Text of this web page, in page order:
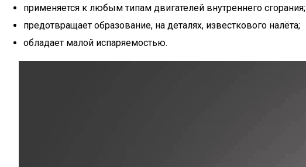
применяется к любым типам двигателей внутреннего сгорания;
предотвращает образование, на деталях, известкового налёта;
обладает малой испаряемостью.